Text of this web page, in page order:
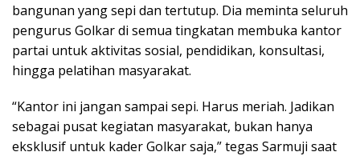
bangunan yang sepi dan tertutup. Dia meminta seluruh
pengurus Golkar di semua tingkatan membuka kantor
partai untuk aktivitas sosial, pendidikan, konsultasi,
hingga pelatihan masyarakat.
“Kantor ini jangan sampai sepi. Harus meriah. Jadikan
sebagai pusat kegiatan masyarakat, bukan hanya
eksklusif untuk kader Golkar saja,” tegas Sarmuji saat